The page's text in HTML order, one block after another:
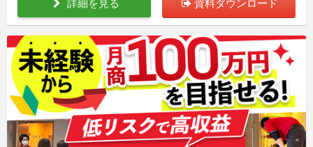
詳細を見る 資料ダウンロード